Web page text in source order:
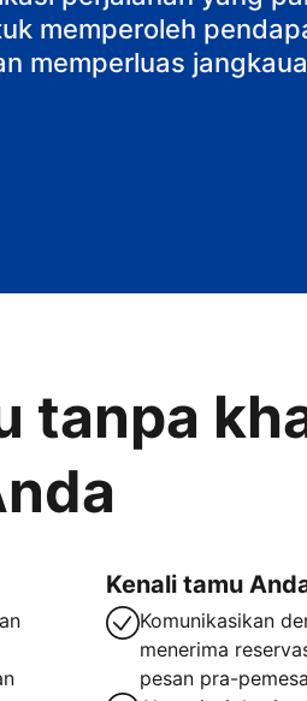
memperoleh
memperluas
tanpa
Kenali tamu
Komunikasikan
menerima
pesan pra-